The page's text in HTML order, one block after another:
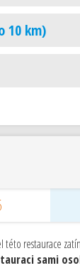
10 km)
této restaurace
sami